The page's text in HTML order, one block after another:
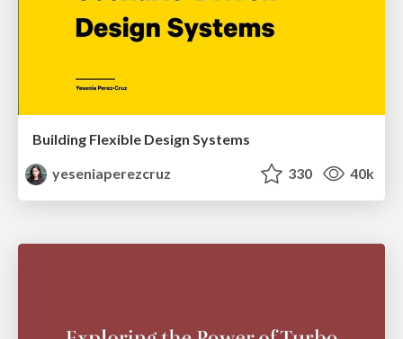
Building Flexible Design Systems
yeseniaperezcruz
330 40k